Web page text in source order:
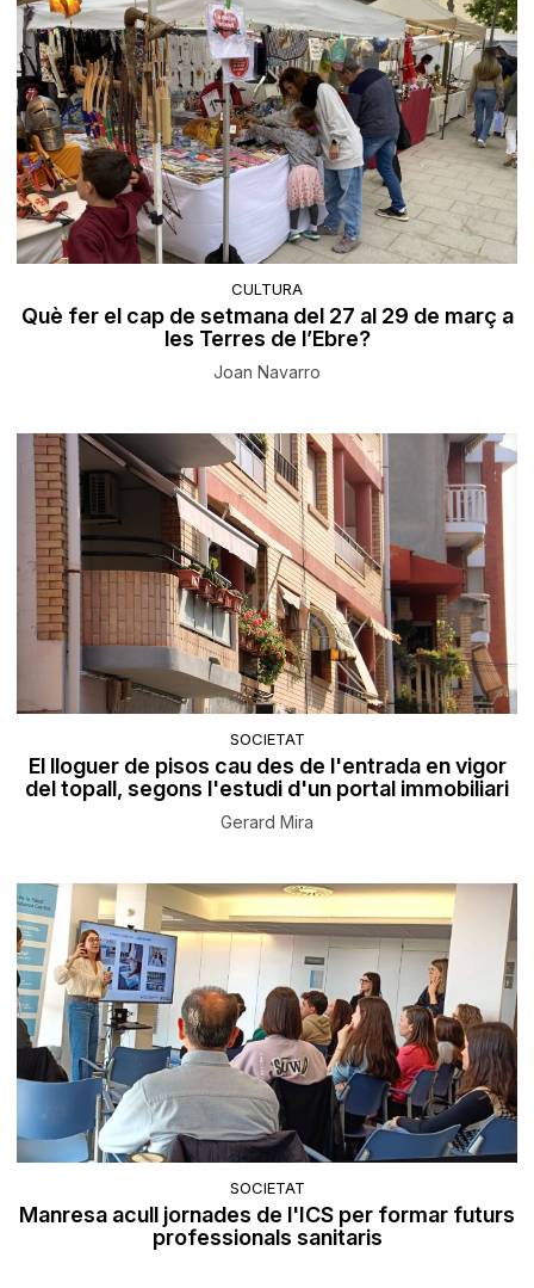
CULTURA
Què fer el cap de setmana del 27 al 29 de març a
les Terres de l’Ebre?
Joan Navarro
SOCIETAT
El lloguer de pisos cau des de l'entrada en vigor
del topall, segons l'estudi d'un portal immobiliari
Gerard Mira
SOCIETAT
Manresa acull jornades de l'ICS per formar futurs
professionals sanitaris